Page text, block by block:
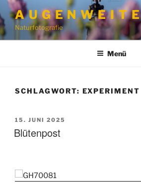
Zum
Inhalt
springen
A U G E N W E I T E
Naturfotografie
Menü
SCHLAGWORT: EXPERIMENT
VERÖFFENTLICHT
AM
15. JUNI 2025
Blütenpost